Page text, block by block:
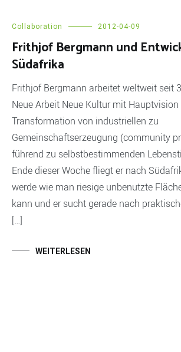
Collaboration 2012-04-09
Frithjof Bergmann und
Südafrika
Frithjof Bergmann arbeitet weltweit seit
Neue Arbeit Neue Kultur mit Hauptvision
Transformation von industriellen zu
Gemeinschaftserzeugung (community
führend zu selbstbestimmenden
Ende dieser Woche fliegt er nach
werde wie man riesige unbenutzte
kann und er sucht gerade nach
[…]
WEITERLESEN